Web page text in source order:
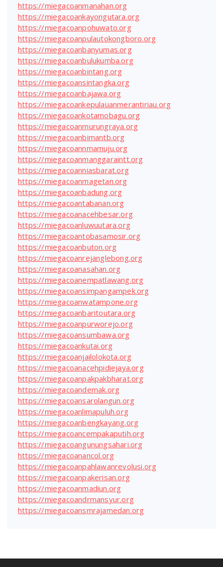
https://miegacoanmanahan.org
https://miegacoankayongutara.org
https://miegacoanpohuwato.org
https://miegacoanpulautokongboro.org
https://miegacoanbanyumas.org
https://miegacoanbulukumba.org
https://miegacoanbintang.org
https://miegacoansintangka.org
https://miegacoanbajawa.org
https://miegacoankepulauanmerantiriau.org
https://miegacoankotamobagu.org
https://miegacoanmurungraya.org
https://miegacoanbimantb.org
https://miegacoannmamuju.org
https://miegacoanmanggaraintt.org
https://miegacoanniasbarat.org
https://miegacoanmagetan.org
https://miegacoanbadung.org
https://miegacoantabanan.org
https://miegacoanacehbesar.org
https://miegacoanluwuutara.org
https://miegacoantobasamosir.org
https://miegacoanbuton.org
https://miegacoanrejanglebong.org
https://miegacoanasahan.org
https://miegacoanempatlawang.org
https://miegacoansimpangampek.org
https://miegacoanwatampone.org
https://miegacoanbaritoutara.org
https://miegacoanpurworejo.org
https://miegacoansumbawa.org
https://miegacoankutai.org
https://miegacoanjailolokota.org
https://miegacoanacehpidiejaya.org
https://miegacoanpakpakbharat.org
https://miegacoandemak.org
https://miegacoansarolangun.org
https://miegacoanlimapuluh.org
https://miegacoanbengkayang.org
https://miegacoancempakaputih.org
https://miegacoangunungsahari.org
https://miegacoanancol.org
https://miegacoanpahlawanrevolusi.org
https://miegacoanpakerisan.org
https://miegacoanmadiun.org
https://miegacoandrmansyur.org
https://miegacoansmrajamedan.org